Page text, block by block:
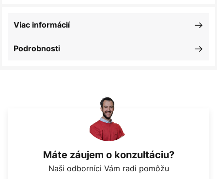
Podrobnosti
Viac informácií
Máte záujem o konzultáciu?
Naši odborníci Vám radi pomôžu